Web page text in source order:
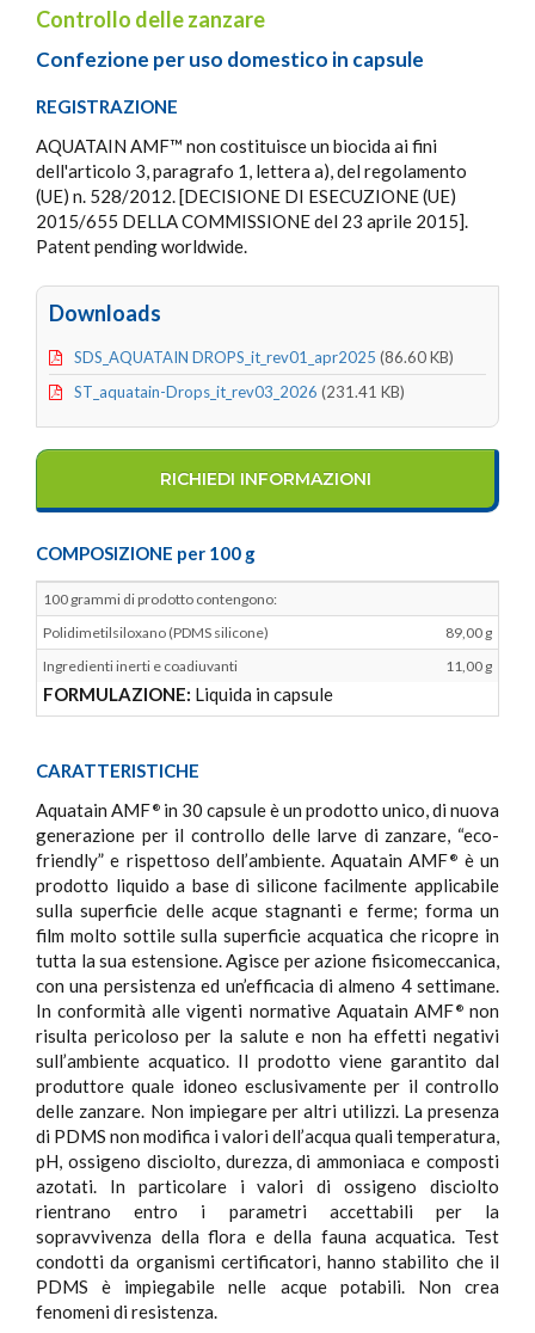
Controllo delle zanzare
Confezione per uso domestico in capsule
REGISTRAZIONE
AQUATAIN AMF™ non costituisce un biocida ai fini
dell'articolo 3, paragrafo 1, lettera a), del regolamento
(UE) n. 528/2012. [DECISIONE DI ESECUZIONE (UE)
2015/655 DELLA COMMISSIONE del 23 aprile 2015].
Patent pending worldwide.
Downloads
SDS_AQUATAIN DROPS_it_rev01_apr2025 (86.60 KB)
ST_aquatain-Drops_it_rev03_2026 (231.41 KB)
RICHIEDI INFORMAZIONI
COMPOSIZIONE per 100 g
100 grammi di prodotto contengono:
Polidimetilsiloxano (PDMS silicone)
89,00 g
Ingredienti inerti e coadiuvanti
11,00 g
FORMULAZIONE: Liquida in capsule
CARATTERISTICHE
Aquatain AMF ® in 30 capsule è un prodotto unico, di nuova
generazione per il controllo delle larve di zanzare, “eco-
friendly” e rispettoso dell’ambiente. Aquatain AMF ®
è un
prodotto liquido a base di silicone facilmente applicabile
sulla superficie delle acque stagnanti e ferme; forma un
film molto sottile sulla superficie acquatica che ricopre in
tutta la sua estensione. Agisce per azione fisicomeccanica,
con una persistenza ed un’efficacia di almeno 4 settimane.
In conformità alle vigenti normative Aquatain AMF ®non
risulta pericoloso per la salute e non ha effetti negativi
sull’ambiente acquatico. Il prodotto viene garantito dal
produttore quale idoneo esclusivamente per il controllo
delle zanzare. Non impiegare per altri utilizzi. La presenza
di PDMS non modifica i valori dell’acqua quali temperatura,
pH, ossigeno disciolto, durezza, di ammoniaca e composti
azotati. In particolare i valori di ossigeno disciolto
rientrano entro i parametri accettabili per la
sopravvivenza della flora e della fauna acquatica. Test
condotti da organismi certificatori, hanno stabilito che il
PDMS è impiegabile nelle acque potabili. Non crea
fenomeni di resistenza.